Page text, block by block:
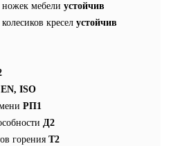
ножек мебели устойчив
кресел устойчив
EN, ISO
РП1
Д2
горения Т2